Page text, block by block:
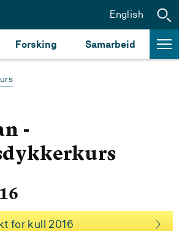
Forsking Samarbeid
English
-
for kull 2016